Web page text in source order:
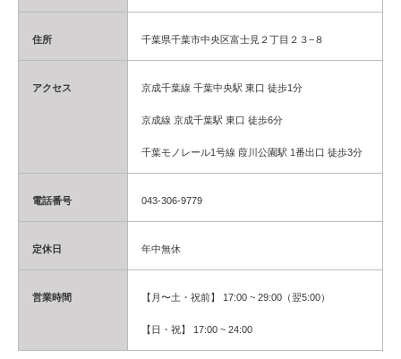
住所 千葉県千葉市中央区富士見２丁目２３−８
アクセス 京成千葉線 千葉中央駅 東口 徒歩1分
京成線 京成千葉駅 東口 徒歩6分
千葉モノレール1号線 葭川公園駅 1番出口 徒歩3分
電話番号 043-306-9779
定休日 年中無休
営業時間 【月〜土・祝前】 17:00 ~ 29:00（翌5:00）
【日・祝】 17:00 ~ 24:00